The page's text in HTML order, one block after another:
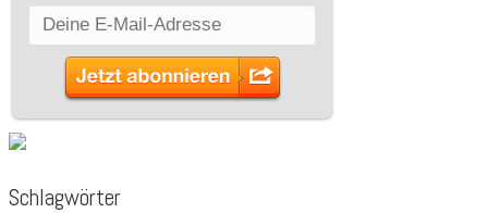
Schlagwörter